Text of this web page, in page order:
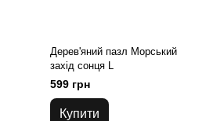
Дерев'яний пазл Морський
захід сонця L
599 грн
Купити